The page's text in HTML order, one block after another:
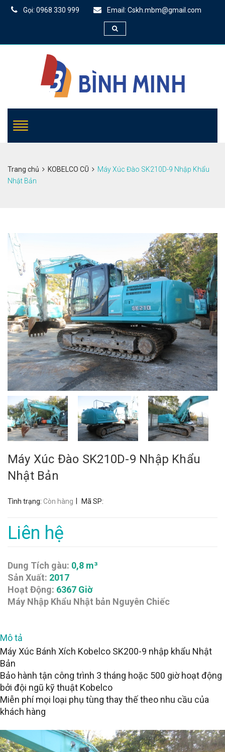
Gọi: 0968 330 999 Email: Cskh.mbm@gmail.com
Trang chủ KOBELCO CŨ
Máy Xúc Đào SK210D-9 Nhập Khẩu
Nhật Bản
Máy Xúc Đào SK210D-9 Nhập Khẩu
Nhật Bản
Tình trạng: Còn hàng | Mã SP:
Liên hệ
Dung Tích gàu: 0,8 m³
Sản Xuất: 2017
Hoạt Động: 6367 Giờ
Máy Nhập Khẩu Nhật bản Nguyên Chiếc
Mô tả
Máy Xúc Bánh Xích Kobelco SK200-9 nhập khẩu Nhật
Bản
Bảo hành tận công trình 3 tháng hoặc 500 giờ hoạt động
bởi đội ngũ kỹ thuật Kobelco
Miễn phí mọi loại phụ tùng thay thế theo nhu cầu của
khách hàng